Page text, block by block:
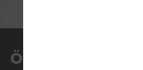
ÖFFNUNGSZEITEN